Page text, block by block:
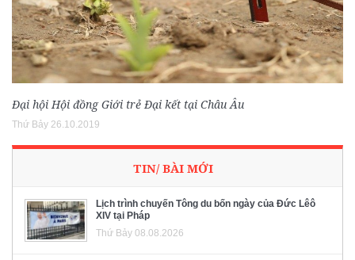
Đại hội Hội đồng Giới trẻ Đại kết tại Châu Âu
Thứ Bảy 26.10.2019
TIN/ BÀI MỚI
Lịch trình chuyến Tông du bốn ngày của Đức Lêô
XIV tại Pháp
Thứ Bảy 08.08.2026